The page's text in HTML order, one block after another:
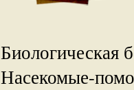
Биологическая
Насекомые-